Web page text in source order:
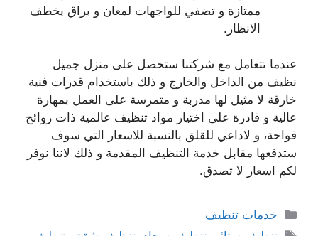
ممتازة و تضفي للواجهات لمعان و براق يخطف
الانظار.
عندما تتعامل مع شركتنا ستحصل على منزل جميل
نظيف من الداخل والخارج و ذلك باستخدام قدرات فنية
خارقة لا مثيل لها مدربة و متمرسة على العمل بمهارة
عالية و قادرة على اختيار مواد تنظيف عالمية ذات روائح
فواحة، و لاداعي للقلق بالنسبة للاسعار التي سوف
ستدفعها مقابل خدمة التنظيف المقدمة و ذلك لاننا نوفر
لكم اسعار لا تصدق.
التصنيفات
خدمات تنظيف